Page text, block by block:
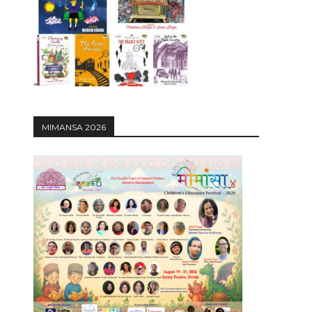
MIMANSA 2026